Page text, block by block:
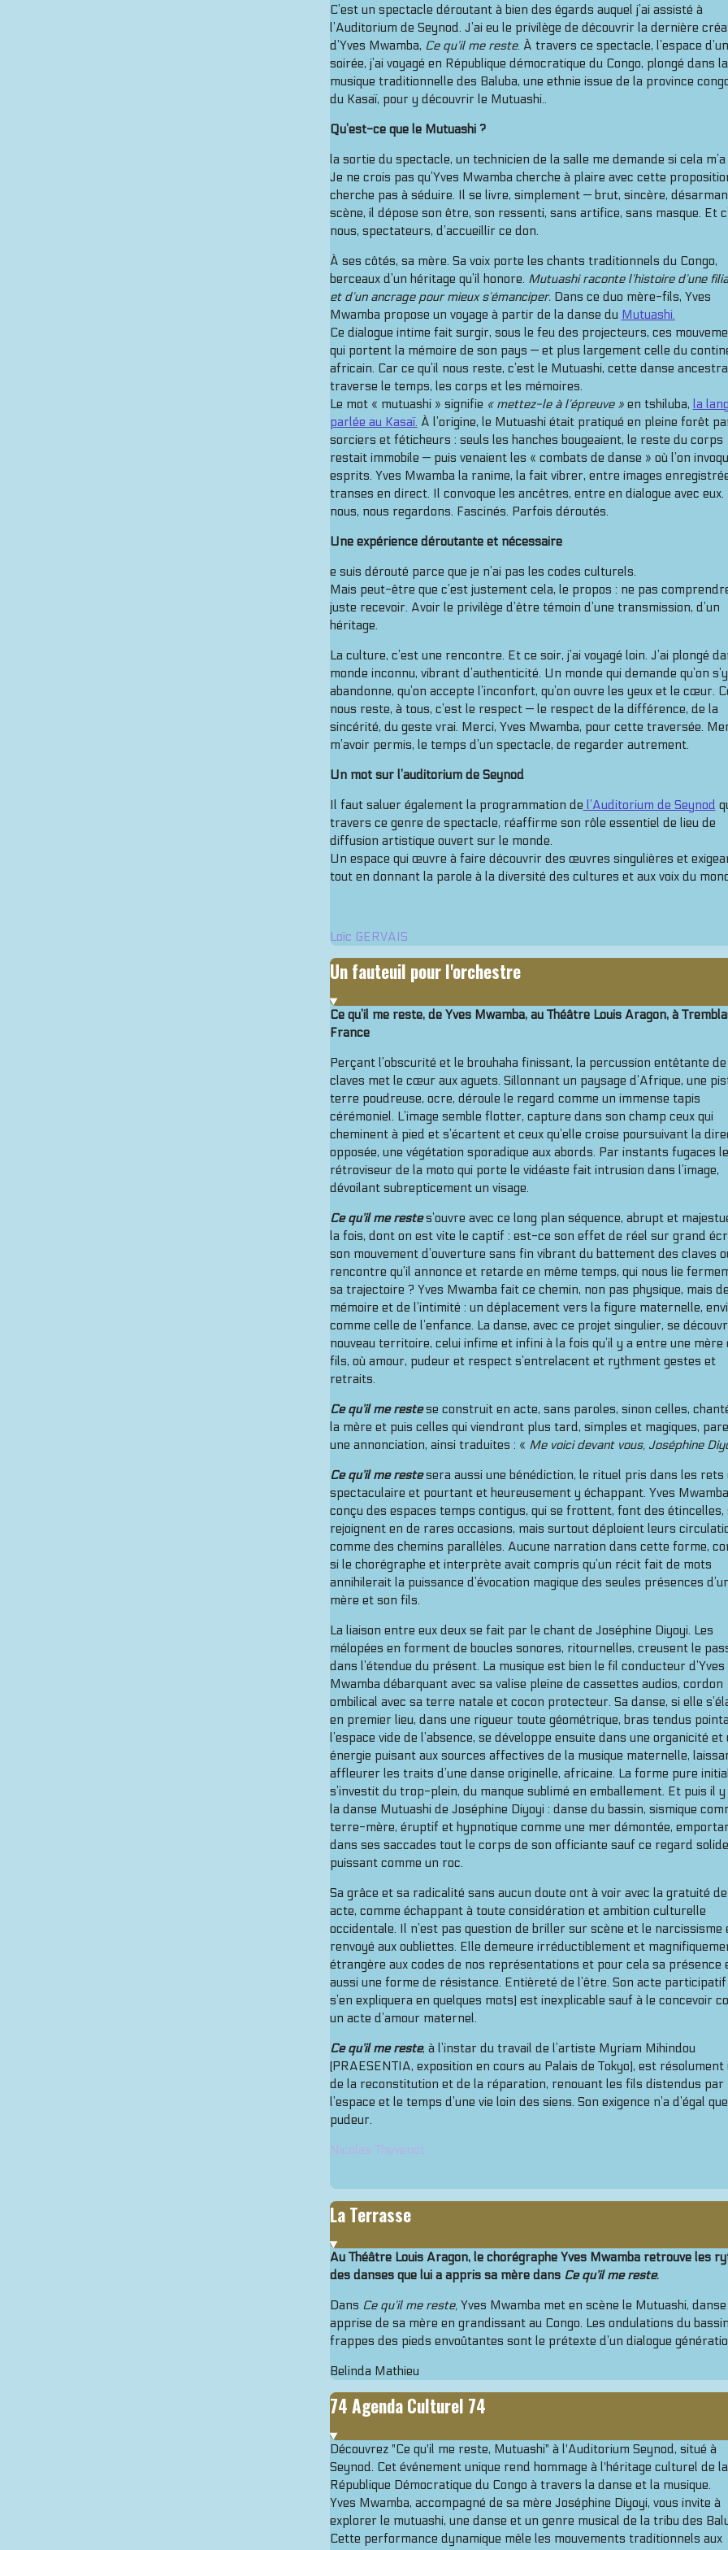
C’est un spectacle déroutant à bien des égards auquel j’ai assisté à
l’Auditorium de Seynod. J’ai eu le privilège de découvrir la dernière
d’Yves Mwamba, Ce qu’il me reste. À travers ce spectacle, l’espace
soirée, j’ai voyagé en République démocratique du Congo, plongé dans la
musique traditionnelle des Baluba, une ethnie issue de la province
du Kasaï, pour y découvrir le Mutuashi..
Qu’est-ce que le Mutuashi ?
la sortie du spectacle, un technicien de la salle me demande si cela m’a
Je ne crois pas qu’Yves Mwamba cherche à plaire avec cette
cherche pas à séduire. Il se livre, simplement — brut, sincère,
scène, il dépose son être, son ressenti, sans artifice, sans masque. Et
nous, spectateurs, d’accueillir ce don.
À ses côtés, sa mère. Sa voix porte les chants traditionnels du Congo,
berceaux d’un héritage qu’il honore. Mutuashi raconte l’histoire d’une
et d’un ancrage pour mieux s’émanciper. Dans ce duo mère-fils, Yves
Mwamba propose un voyage à partir de la danse du Mutuashi.
Ce dialogue intime fait surgir, sous le feu des projecteurs, ces
qui portent la mémoire de son pays — et plus largement celle du
africain. Car ce qu’il nous reste, c’est le Mutuashi, cette danse
traverse le temps, les corps et les mémoires.
Le mot « mutuashi » signifie « mettez-le à l’épreuve »en tshiluba, la
parlée au Kasaï. À l’origine, le Mutuashi était pratiqué en pleine forêt
sorciers et féticheurs : seuls les hanches bougeaient, le reste du corps
restait immobile — puis venaient les « combats de danse » où l’on
esprits. Yves Mwamba la ranime, la fait vibrer, entre images
transes en direct. Il convoque les ancêtres, entre en dialogue avec eux.
nous, nous regardons. Fascinés. Parfois déroutés.
Une expérience déroutante et nécessaire
e suis dérouté parce que je n’ai pas les codes culturels.
Mais peut-être que c’est justement cela, le propos : ne pas
juste recevoir. Avoir le privilège d’être témoin d’une transmission, d’un
héritage.
La culture, c’est une rencontre. Et ce soir, j’ai voyagé loin. J’ai plongé
monde inconnu, vibrant d’authenticité. Un monde qui demande qu’on s’y
abandonne, qu’on accepte l’inconfort, qu’on ouvre les yeux et le cœur.
nous reste, à tous, c’est le respect — le respect de la différence, de la
sincérité, du geste vrai. Merci, Yves Mwamba, pour cette traversée.
m’avoir permis, le temps d’un spectacle, de regarder autrement.
Un mot sur l’auditorium de Seynod
Il faut saluer également la programmation de l’Auditorium de Seynod
travers ce genre de spectacle, réaffirme son rôle essentiel de lieu de
diffusion artistique ouvert sur le monde.
Un espace qui œuvre à faire découvrir des œuvres singulières et
tout en donnant la parole à la diversité des cultures et aux voix du
Loïc GERVAIS
Un fauteuil pour l'orchestre
Ce qu’il me reste, de Yves Mwamba, au Théâtre Louis Aragon, à
France
Perçant l’obscurité et le brouhaha finissant, la percussion entêtante de
claves met le cœur aux aguets. Sillonnant un paysage d’Afrique, une
terre poudreuse, ocre, déroule le regard comme un immense tapis
cérémoniel. L’image semble flotter, capture dans son champ ceux qui
cheminent à pied et s’écartent et ceux qu’elle croise poursuivant la
opposée, une végétation sporadique aux abords. Par instants fugaces le
rétroviseur de la moto qui porte le vidéaste fait intrusion dans l’image,
dévoilant subrepticement un visage.
Ce qu’il me restes’ouvre avec ce long plan séquence, abrupt et
la fois, dont on est vite le captif : est-ce son effet de réel sur grand
son mouvement d’ouverture sans fin vibrant du battement des claves
rencontre qu’il annonce et retarde en même temps, qui nous lie
sa trajectoire ? Yves Mwamba fait ce chemin, non pas physique, mais
mémoire et de l’intimité : un déplacement vers la figure maternelle,
comme celle de l’enfance. La danse, avec ce projet singulier, se
nouveau territoire, celui infime et infini à la fois qu’il y a entre une mère
fils, où amour, pudeur et respect s’entrelacent et rythment gestes et
retraits.
Ce qu’il me restese construit en acte, sans paroles, sinon celles,
la mère et puis celles qui viendront plus tard, simples et magiques,
une annonciation, ainsi traduites : « Me voici devant vous, Joséphine
Ce qu’il me restesera aussi une bénédiction, le rituel pris dans les rets
spectaculaire et pourtant et heureusement y échappant. Yves
conçu des espaces temps contigus, qui se frottent, font des étincelles,
rejoignent en de rares occasions, mais surtout déploient leurs
comme des chemins parallèles. Aucune narration dans cette forme,
si le chorégraphe et interprète avait compris qu’un récit fait de mots
annihilerait la puissance d’évocation magique des seules présences
mère et son fils.
La liaison entre eux deux se fait par le chant de Joséphine Diyoyi. Les
mélopées en forment de boucles sonores, ritournelles, creusent le
dans l’étendue du présent. La musique est bien le fil conducteur d’Yves
Mwamba débarquant avec sa valise pleine de cassettes audios, cordon
ombilical avec sa terre natale et cocon protecteur. Sa danse, si elle
en premier lieu, dans une rigueur toute géométrique, bras tendus
l’espace vide de l’absence, se développe ensuite dans une organicité et
énergie puisant aux sources affectives de la musique maternelle,
affleurer les traits d’une danse originelle, africaine. La forme pure
s’investit du trop-plein, du manque sublimé en emballement. Et puis il
la danse Mutuashi de Joséphine Diyoyi : danse du bassin, sismique
terre-mère, éruptif et hypnotique comme une mer démontée,
dans ses saccades tout le corps de son officiante sauf ce regard
puissant comme un roc.
Sa grâce et sa radicalité sans aucun doute ont à voir avec la gratuité
acte, comme échappant à toute considération et ambition culturelle
occidentale. Il n’est pas question de briller sur scène et le narcissisme
renvoyé aux oubliettes. Elle demeure irréductiblement et
étrangère aux codes de nos représentations et pour cela sa présence
aussi une forme de résistance. Entièreté de l’être. Son acte participatif
s’en expliquera en quelques mots) est inexplicable sauf à le concevoir
un acte d’amour maternel.
Ce qu’il me reste, à l’instar du travail de l’artiste Myriam Mihindou
(PRAESENTIA, exposition en cours au Palais de Tokyo), est
de la reconstitution et de la réparation, renouant les fils distendus par
l’espace et le temps d’une vie loin des siens. Son exigence n’a d’égal
pudeur.
Nicolas Thevenot
La Terrasse
Au Théâtre Louis Aragon, le chorégraphe Yves Mwamba retrouve les
des danses que lui a appris sa mère dans Ce qu’il me reste.
Dans Ce qu’il me reste,Yves Mwamba met en scène le Mutuashi, danse
apprise de sa mère en grandissant au Congo. Les ondulations du
frappes des pieds envoûtantes sont le prétexte d’un dialogue
Belinda Mathieu
74 Agenda Culturel 74
Découvrez "Ce qu'il me reste, Mutuashi" à l'Auditorium Seynod, situé à
Seynod. Cet événement unique rend hommage à l'héritage culturel de la
République Démocratique du Congo à travers la danse et la musique.
Yves Mwamba, accompagné de sa mère Joséphine Diyoyi, vous invite à
explorer le mutuashi, une danse et un genre musical de la tribu des
Cette performance dynamique mêle les mouvements traditionnels aux